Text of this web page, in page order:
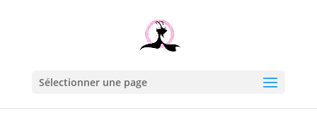
Sélectionner une page